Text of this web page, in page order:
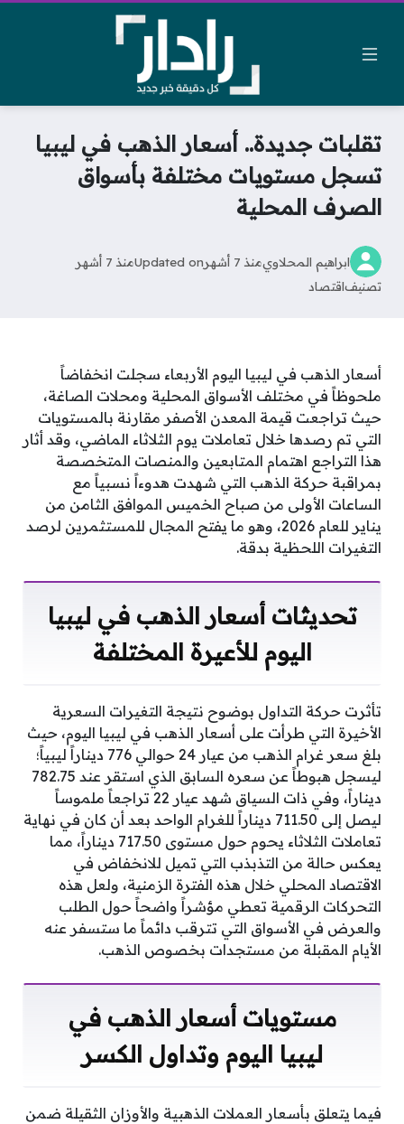
تقلبات جديدة.. أسعار الذهب في ليبيا
تسجل مستويات مختلفة بأسواق
الصرف المحلية
ابراهيم المحلاويمنذ 7 أشهر Updated onمنذ 7 أشهر
تصنيفاقتصاد
أسعار الذهب في ليبيا اليوم الأربعاء سجلت انخفاضاً
ملحوظاً في مختلف الأسواق المحلية ومحلات الصاغة،
حيث تراجعت قيمة المعدن الأصفر مقارنة بالمستويات
التي تم رصدها خلال تعاملات يوم الثلاثاء الماضي، وقد أثار
هذا التراجع اهتمام المتابعين والمنصات المتخصصة
بمراقبة حركة الذهب التي شهدت هدوءاً نسبياً مع
الساعات الأولى من صباح الخميس الموافق الثامن من
يناير للعام 2026، وهو ما يفتح المجال للمستثمرين لرصد
التغيرات اللحظية بدقة.
تحديثات أسعار الذهب في ليبيا
اليوم للأعيرة المختلفة
تأثرت حركة التداول بوضوح نتيجة التغيرات السعرية
الأخيرة التي طرأت على أسعار الذهب في ليبيا اليوم، حيث
بلغ سعر غرام الذهب من عيار 24 حوالي 776 ديناراً ليبياً؛
ليسجل هبوطاً عن سعره السابق الذي استقر عند 782.75
ديناراً، وفي ذات السياق شهد عيار 22 تراجعاً ملموساً
ليصل إلى 711.50 ديناراً للغرام الواحد بعد أن كان في نهاية
تعاملات الثلاثاء يحوم حول مستوى 717.50 ديناراً، مما
يعكس حالة من التذبذب التي تميل للانخفاض في
الاقتصاد المحلي خلال هذه الفترة الزمنية، ولعل هذه
التحركات الرقمية تعطي مؤشراً واضحاً حول الطلب
والعرض في الأسواق التي تترقب دائماً ما ستسفر عنه
الأيام المقبلة من مستجدات بخصوص الذهب.
مستويات أسعار الذهب في
ليبيا اليوم وتداول الكسر
فيما يتعلق بأسعار العملات الذهبية والأوزان الثقيلة ضمن